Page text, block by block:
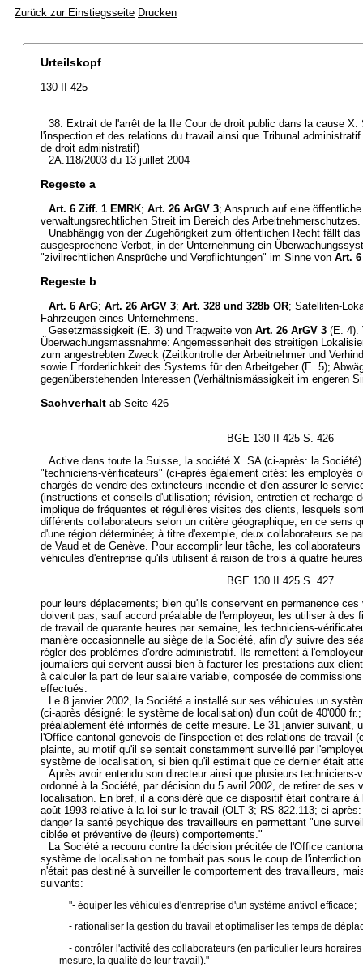
Zurück zur Einstiegsseite Drucken
Urteilskopf
130 II 425
38. Extrait de l'arrêt de la IIe Cour de droit public dans la cause
l'inspection et des relations du travail ainsi que Tribunal
de droit administratif)
2A.118/2003 du 13 juillet 2004
Regeste a
Art. 6 Ziff. 1 EMRK; Art. 26 ArGV 3; Anspruch auf eine
verwaltungsrechtlichen Streit im Bereich des Arbeitnehmerschutzes.
Unabhängig von der Zugehörigkeit zum öffentlichen Recht fällt
ausgesprochene Verbot, in der Unternehmung ein
"zivilrechtlichen Ansprüche und Verpflichtungen" im Sinne von Art.
Regeste b
Art. 6 ArG; Art. 26 ArGV 3; Art. 328 und 328b OR; Satelliten-
Fahrzeugen eines Unternehmens.
Gesetzmässigkeit (E. 3) und Tragweite von Art. 26 ArGV 3 (E. 4).
Überwachungsmassnahme: Angemessenheit des streitigen
zum angestrebten Zweck (Zeitkontrolle der Arbeitnehmer und
sowie Erforderlichkeit des Systems für den Arbeitgeber (E. 5);
gegenüberstehenden Interessen (Verhältnismässigkeit im engeren
Sachverhalt ab Seite 426
BGE 130 II 425 S. 426
Active dans toute la Suisse, la société X. SA (ci-après: la
"techniciens-vérificateurs" (ci-après également cités: les employés
chargés de vendre des extincteurs incendie et d'en assurer le
(instructions et conseils d'utilisation; révision, entretien et recharge
implique de fréquentes et régulières visites des clients, lesquels
différents collaborateurs selon un critère géographique, en ce sens
d'une région déterminée; à titre d'exemple, deux collaborateurs se
de Vaud et de Genève. Pour accomplir leur tâche, les
véhicules d'entreprise qu'ils utilisent à raison de trois à quatre
BGE 130 II 425 S. 427
pour leurs déplacements; bien qu'ils conservent en permanence
doivent pas, sauf accord préalable de l'employeur, les utiliser à des
de travail de quarante heures par semaine, les techniciens-
manière occasionnelle au siège de la Société, afin d'y suivre des
régler des problèmes d'ordre administratif. Ils remettent à
journaliers qui servent aussi bien à facturer les prestations aux
à calculer la part de leur salaire variable, composée de
effectués.
Le 8 janvier 2002, la Société a installé sur ses véhicules un
(ci-après désigné: le système de localisation) d'un coût de 40'000
préalablement été informés de cette mesure. Le 31 janvier suivant,
l'Office cantonal genevois de l'inspection et des relations de travail
plainte, au motif qu'il se sentait constamment surveillé par
système de localisation, si bien qu'il estimait que ce dernier était
Après avoir entendu son directeur ainsi que plusieurs
ordonné à la Société, par décision du 5 avril 2002, de retirer de ses
localisation. En bref, il a considéré que ce dispositif était contraire à
août 1993 relative à la loi sur le travail (OLT 3; RS 822.113; ci-
danger la santé psychique des travailleurs en permettant "une
ciblée et préventive de (leurs) comportements."
La Société a recouru contre la décision précitée de l'Office
système de localisation ne tombait pas sous le coup de l'interdiction
n'était pas destiné à surveiller le comportement des travailleurs,
suivants:
"- équiper les véhicules d'entreprise d'un système antivol efficace;
- rationaliser la gestion du travail et optimaliser les temps de
- contrôler l'activité des collaborateurs (en particulier leurs
mesure, la qualité de leur travail)."